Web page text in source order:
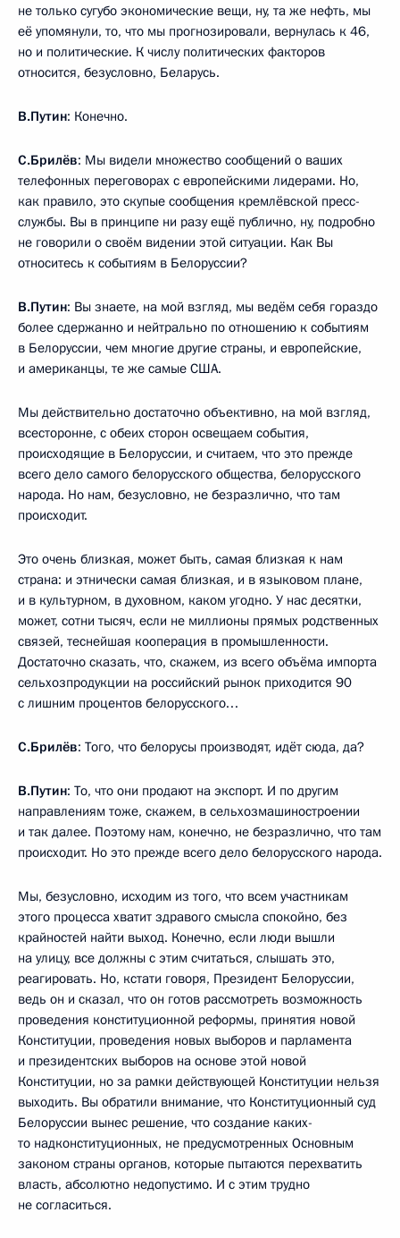
не только сугубо экономические вещи, ну, та же нефть, мы
её упомянули, то, что мы прогнозировали, вернулась к 46,
но и политические. К числу политических факторов
относится, безусловно, Беларусь.
В.Путин: Конечно.
С.Брилёв: Мы видели множество сообщений о ваших
телефонных переговорах с европейскими лидерами. Но,
как правило, это скупые сообщения кремлёвской пресс-
службы. Вы в принципе ни разу ещё публично, ну, подробно
не говорили о своём видении этой ситуации. Как Вы
относитесь к событиям в Белоруссии?
В.Путин: Вы знаете, на мой взгляд, мы ведём себя гораздо
более сдержанно и нейтрально по отношению к событиям
в Белоруссии, чем многие другие страны, и европейские,
и американцы, те же самые США.
Мы действительно достаточно объективно, на мой взгляд,
всесторонне, с обеих сторон освещаем события,
происходящие в Белоруссии, и считаем, что это прежде
всего дело самого белорусского общества, белорусского
народа. Но нам, безусловно, не безразлично, что там
происходит.
Это очень близкая, может быть, самая близкая к нам
страна: и этнически самая близкая, и в языковом плане,
и в культурном, в духовном, каком угодно. У нас десятки,
может, сотни тысяч, если не миллионы прямых родственных
связей, теснейшая кооперация в промышленности.
Достаточно сказать, что, скажем, из всего объёма импорта
сельхозпродукции на российский рынок приходится 90
с лишним процентов белорусского…
С.Брилёв: Того, что белорусы производят, идёт сюда, да?
В.Путин: То, что они продают на экспорт. И по другим
направлениям тоже, скажем, в сельхозмашиностроении
и так далее. Поэтому нам, конечно, не безразлично, что там
происходит. Но это прежде всего дело белорусского народа.
Мы, безусловно, исходим из того, что всем участникам
этого процесса хватит здравого смысла спокойно, без
крайностей найти выход. Конечно, если люди вышли
на улицу, все должны с этим считаться, слышать это,
реагировать. Но, кстати говоря, Президент Белоруссии,
ведь он и сказал, что он готов рассмотреть возможность
проведения конституционной реформы, принятия новой
Конституции, проведения новых выборов и парламента
и президентских выборов на основе этой новой
Конституции, но за рамки действующей Конституции нельзя
выходить. Вы обратили внимание, что Конституционный суд
Белоруссии вынес решение, что создание каких-
то надконституционных, не предусмотренных Основным
законом страны органов, которые пытаются перехватить
власть, абсолютно недопустимо. И с этим трудно
не согласиться.